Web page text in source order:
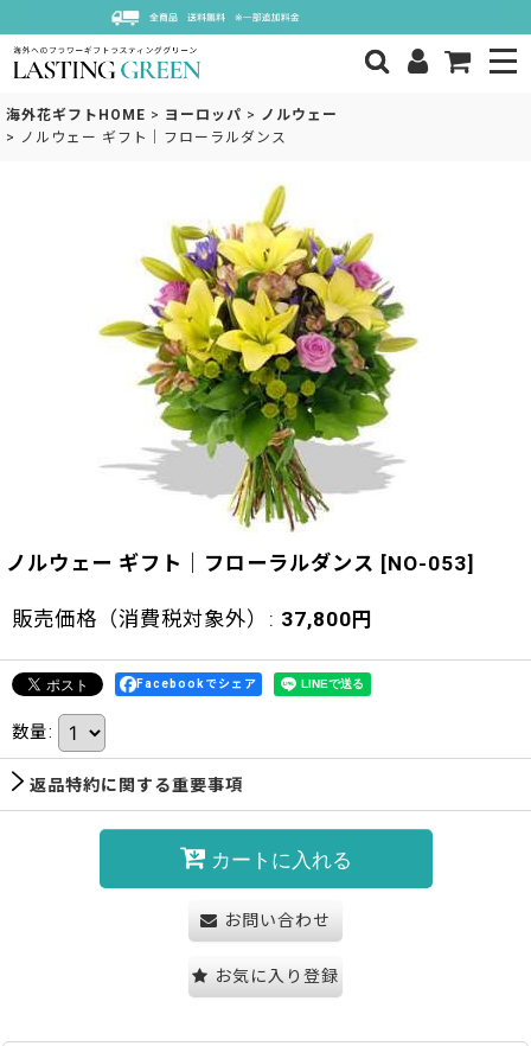
海外花ギフトHOME > ヨーロッパ > ノルウェー
> ノルウェー ギフト｜フローラルダンス
ノルウェー ギフト｜フローラルダンス [NO-053]
販売価格（消費税対象外） : 37,800 円
Facebookでシェア
数量:
返品特約に関する重要事項
カートに入れる
お問い合わせ
お気に入り登録